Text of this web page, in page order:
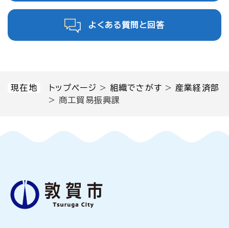
現在地 トップページ > 組織でさがす > 産業経済部
>商工貿易振興課
よくある質問と回答